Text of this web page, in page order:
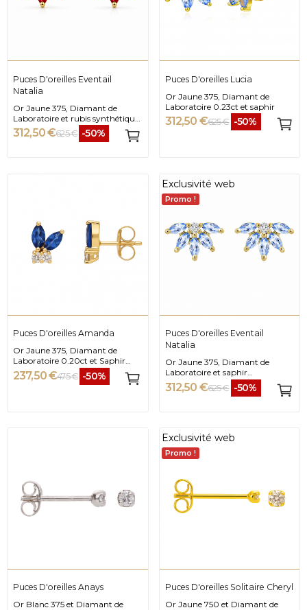
Puces D'oreilles Eventail
Natalia
Or Jaune 375, Diamant de
Laboratoire et rubis synthétique
4x2mm
312,50 €625 € -50%
Puces D'oreilles Lucia
Or Jaune 375, Diamant de
Laboratoire 0.23ct et saphir
312,50 €625 € -50%
Puces D'oreilles Amanda
Or Jaune 375, Diamant de
Laboratoire 0.20ct et Saphir
synthétique
237,50 €475 € -50%
Exclusivité web
Promo !
Puces D'oreilles Eventail
Natalia
Or Jaune 375, Diamant de
Laboratoire et saphir
synthétique 4x2mm
312,50 €625 € -50%
Puces D'oreilles Anays
Or Blanc 375 et Diamant de
Exclusivité web
Promo !
Puces D'oreilles Solitaire Cheryl
Or Jaune 750 et Diamant de